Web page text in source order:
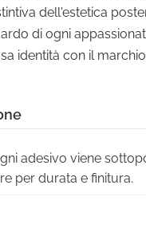
dell'estetica
di ogni
identità con il
adesivo viene
per durata e finitura.